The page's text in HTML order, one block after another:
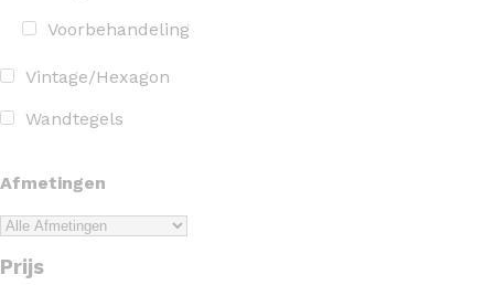
Voorbehandeling
Vintage/Hexagon
Wandtegels
Afmetingen
Prijs